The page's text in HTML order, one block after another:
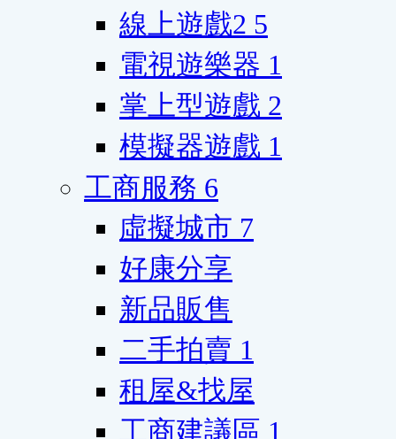
線上遊戲2 5
電視遊樂器 1
掌上型遊戲 2
模擬器遊戲 1
工商服務 6
虛擬城市 7
好康分享
新品販售
二手拍賣 1
租屋&找屋
工商建議區 1